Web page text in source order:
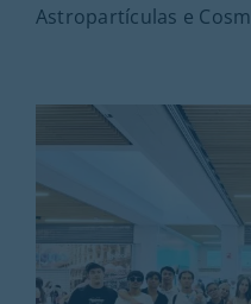
Astropartículas e